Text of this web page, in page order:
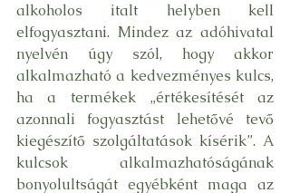
alkoholos italt helyben kell
elfogyasztani. Mindez az adóhivatal
nyelvén úgy szól, hogy akkor
alkalmazható a kedvezményes kulcs,
ha a termékek „értékesítését az
azonnali fogyasztást lehetővé tevő
kiegészítő szolgáltatások kísérik”. A
kulcsok alkalmazhatóságának
bonyolultságát egyébként maga az